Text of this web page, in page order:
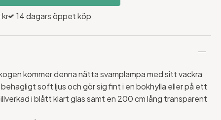
kr 14 dagars öppet köp
kommer denna nätta svamplampa med sitt vackra
soft ljus och gör sig fint i en bokhylla eller på ett
i blått klart glas samt en 200 cm lång transparent